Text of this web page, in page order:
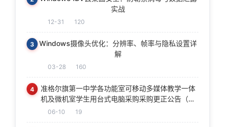
实战
12-31 120
3
Windows摄像头优化：分辨率、帧率与隐私设置详
解
03-28 160
4
准格尔旗第一中学各功能室可移动多媒体教学一体
机及微机室学生用台式电脑采购采购更正公告（第
06-10 19